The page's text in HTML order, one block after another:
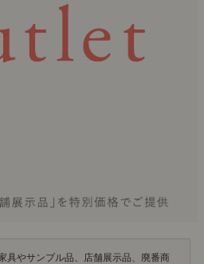
具やサンプル品、店舗展示品、廃番商